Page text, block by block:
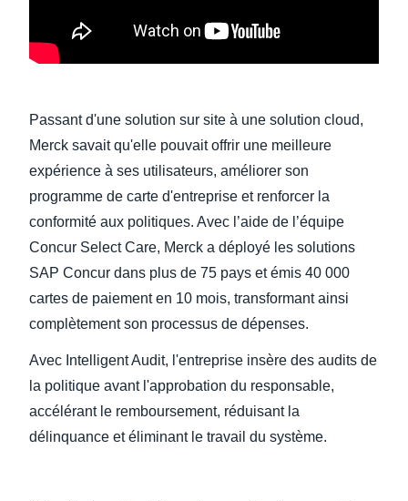
Passant d'une solution sur site à une solution cloud,
Merck savait qu'elle pouvait offrir une meilleure
expérience à ses utilisateurs, améliorer son
programme de carte d'entreprise et renforcer la
conformité aux politiques. Avec l’aide de l’équipe
Concur Select Care, Merck a déployé les solutions
SAP Concur dans plus de 75 pays et émis 40 000
cartes de paiement en 10 mois, transformant ainsi
complètement son processus de dépenses.
Avec Intelligent Audit, l'entreprise insère des audits de
la politique avant l'approbation du responsable,
accélérant le remboursement, réduisant la
délinquance et éliminant le travail du système.